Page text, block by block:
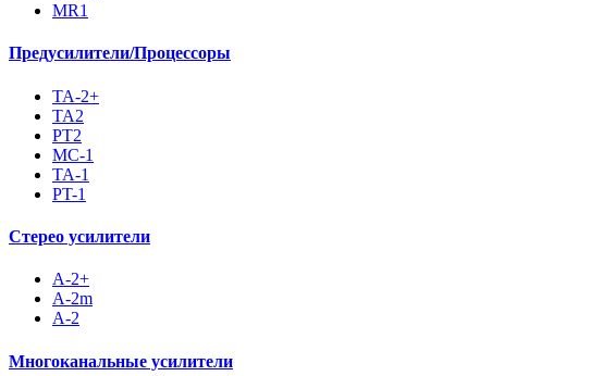
MR1
Предусилители/Процессоры
TA-2+
TA2
PT2
MC-1
TA-1
PT-1
Стерео усилители
A-2+
A-2m
A-2
Многоканальные усилители